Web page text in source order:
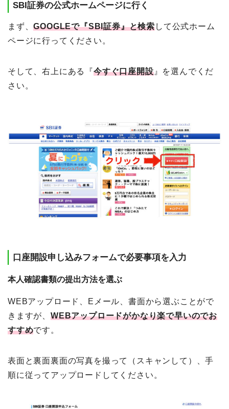
SBI証券の公式ホームページに行く
まず、GOOGLEで『SBI証券』と検索して公式ホーム
ページに行ってください。
そして、右上にある『今すぐ口座開設』を選んでくだ
さい。
口座開設申し込みフォームで必要事項を入力
本人確認書類の提出方法を選ぶ
WEBアップロード、Eメール、書面から選ぶことがで
きますが、 WEBアップロードがかなり楽で早いのでお
すすめです。
表面と裏面裏面の写真を撮って（スキャンして）、手
順に従ってアップロードしてください。